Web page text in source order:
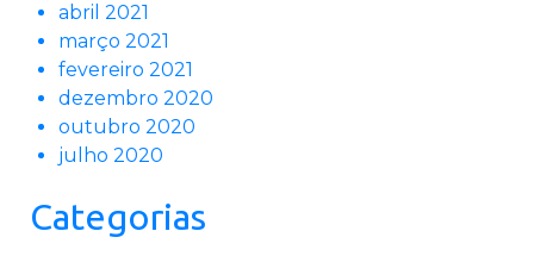
abril 2021
março 2021
fevereiro 2021
dezembro 2020
outubro 2020
julho 2020
Categorias